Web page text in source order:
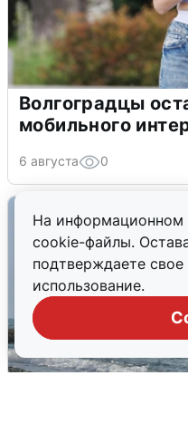
На информационном
cookie-файлы.
подтверждаете свое
использование.
Волгоградцы
мобильного
6 августа 0